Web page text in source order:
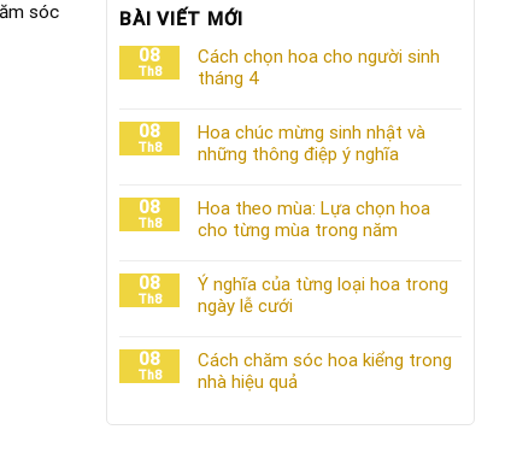
sóc
BÀI VIẾT MỚI
08
Th8
Cách chọn hoa cho người sinh
tháng 4
08
Th8
Hoa chúc mừng sinh nhật và
những thông điệp ý nghĩa
08
Th8
Hoa theo mùa: Lựa chọn hoa
cho từng mùa trong năm
08
Th8
Ý nghĩa của từng loại hoa trong
ngày lễ cưới
08
Th8
Cách chăm sóc hoa kiểng trong
nhà hiệu quả